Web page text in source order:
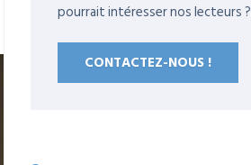
pourrait intéresser nos lecteurs ?
CONTACTEZ-NOUS !